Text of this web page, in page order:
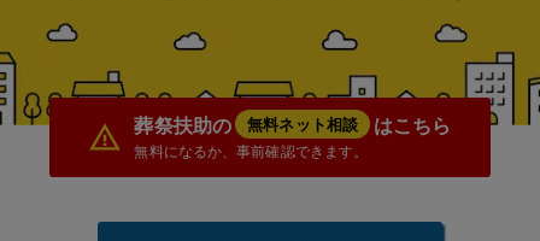
葬祭扶助の 無料ネット相談 はこちら
無料になるか、事前確認できます。